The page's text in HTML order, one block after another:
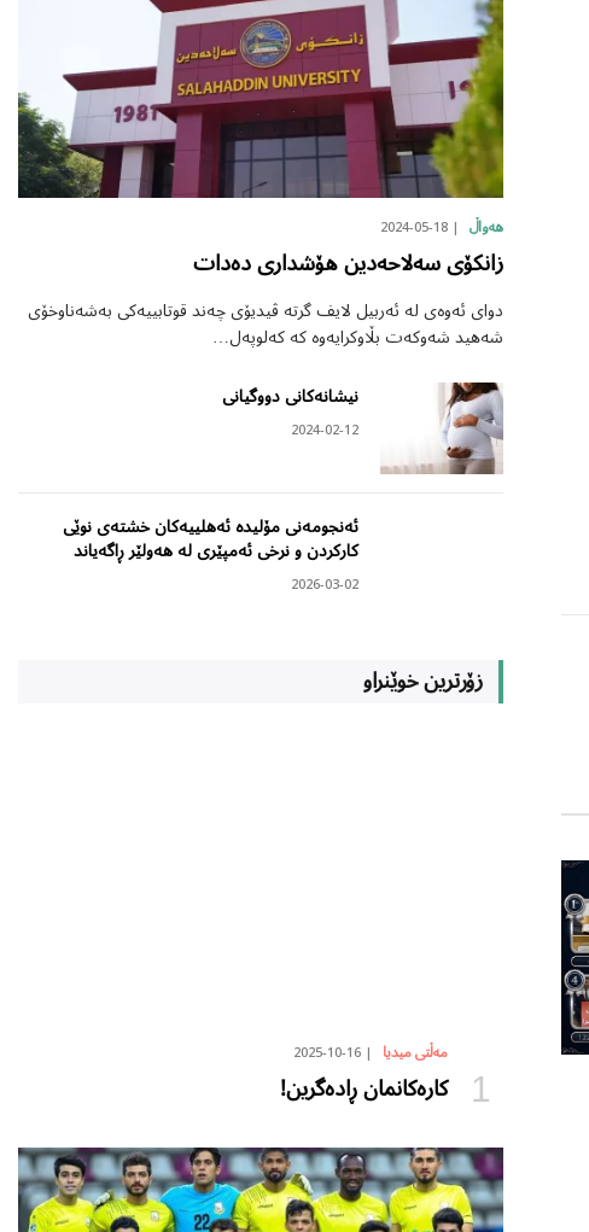
هەواڵ 2024-05-18
زانکۆی سەلاحەدین هۆشداری دەدات
دوای ئەوەی لە ئەربیل لایف گرتە ڤیدیۆی چەند قوتابییەکی بەشەناوخۆی
شەهید شەوکەت بڵاوکرایەوە کە کەلوپەل…
نیشانەکانی دووگیانی
2024-02-12
ئەنجومەنی مۆلیدە ئەهلییەکان خشتەی نوێی
کارکردن و نرخی ئەمپێری لە هەولێر ڕاگەیاند
2026-03-02
زۆرترین خوێنراو
مەڵتی میدیا 2025-10-16
کارەکانمان ڕادەگرین!